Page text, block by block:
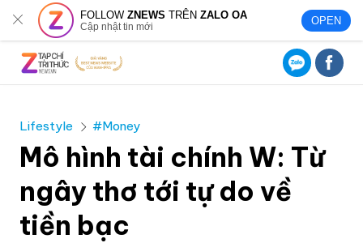
FOLLOWZNEWS TRÊNZALO OA
Cập nhật tin mới OPEN
Lifestyle #Money
Mô hình tài chính W: Từ
ngây thơ tới tự do về
tiền bạc